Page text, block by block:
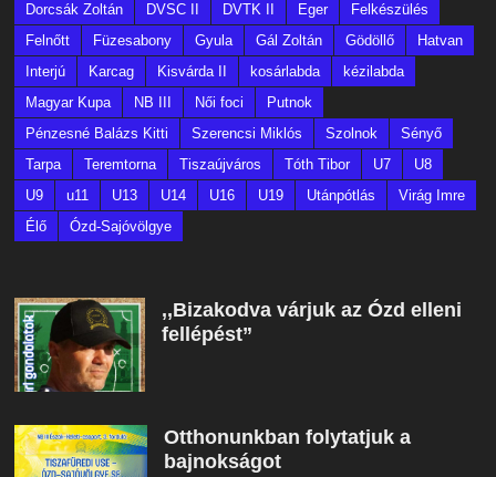
Dorcsák Zoltán
DVSC II DVTK II Eger
Felkészülés
Felnőtt
Füzesabony Gyula Gál Zoltán Gödöllő
Hatvan
Interjú
Karcag Kisvárda II kosárlabda
kézilabda
Magyar Kupa
NB III Női foci
Putnok
Pénzesné Balázs Kitti
Szerencsi Miklós Szolnok
Sényő
Tarpa
Teremtorna Tiszaújváros Tóth Tibor U7
U8
U9
u11 U13 U14 U16 U19 Utánpótlás
Virág Imre
Élő
Ózd-Sajóvölgye
,,Bizakodva várjuk az Ózd elleni
fellépést”
Otthonunkban folytatjuk a
bajnokságot